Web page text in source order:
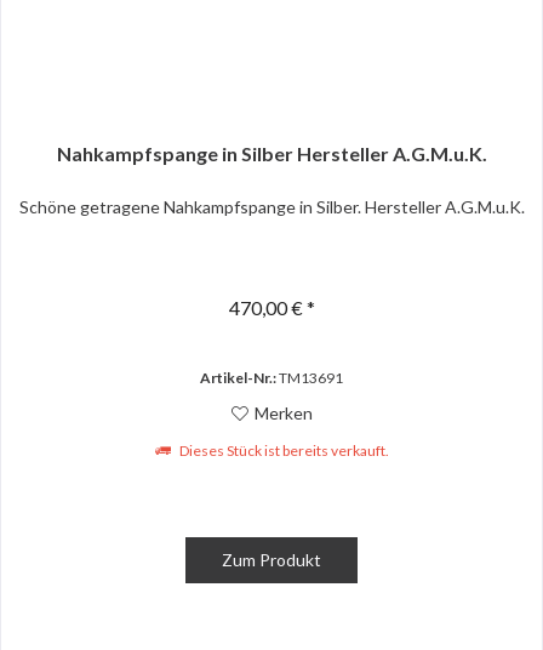
Nahkampfspange in Silber Hersteller A.G.M.u.K.
Schöne getragene Nahkampfspange in Silber. Hersteller A.G.M.u.K.
470,00 € *
Artikel-Nr.:TM13691
Merken
Dieses Stück ist bereits verkauft.
Zum Produkt